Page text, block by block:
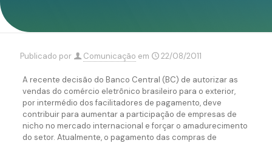
Publicado por Comunicação em 22/08/2011
A recente decisão do Banco Central (BC) de autorizar as
vendas do comércio eletrônico brasileiro para o exterior,
por intermédio dos facilitadores de pagamento, deve
contribuir para aumentar a participação de empresas de
nicho no mercado internacional e forçar o amadurecimento
do setor. Atualmente, o pagamento das compras de